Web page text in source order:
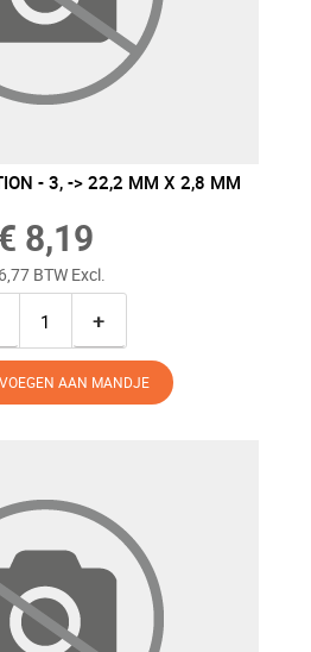
- 3, -> 22,2 MM X 2,8 MM
8,19
BTW Excl.
+
AAN MANDJE